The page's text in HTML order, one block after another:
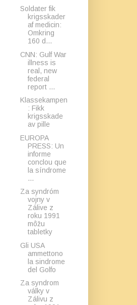
Soldater fik
krigsskader
af medicin:
Omkring
160 d...
CNN: Gulf War
illness is
real, new
federal
report ...
Klassekampen
: Fikk
krigsskade
av pille
EUROPA
PRESS: Un
informe
conclou que
la síndrome
...
Za syndróm
vojny v
Zálive z
roku 1991
môžu
tabletky
Gli USA
ammettono
la sindrome
del Golfo
Za syndrom
války v
Zálivu z